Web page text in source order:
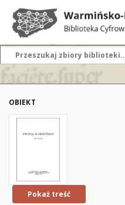
OBIEKT
Pokaż treść